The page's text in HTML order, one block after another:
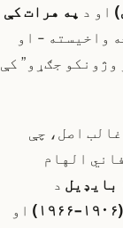
او د په هرات کې
واخیسته - او
جګړو” کې
اصل، چې
الهام
بایډیل د
او